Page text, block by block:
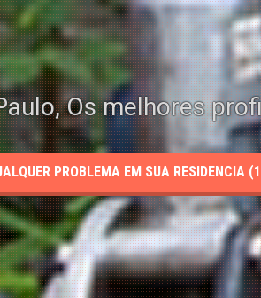
Os melhores
PROBLEMA EM SUA